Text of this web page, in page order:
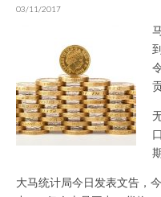
03/11/2017
大马统计局今日发表文告，